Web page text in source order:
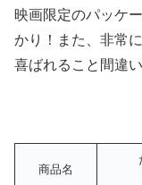
映画限定のパッケ
かり！また、非常
喜ばれること間違い
商品名
た